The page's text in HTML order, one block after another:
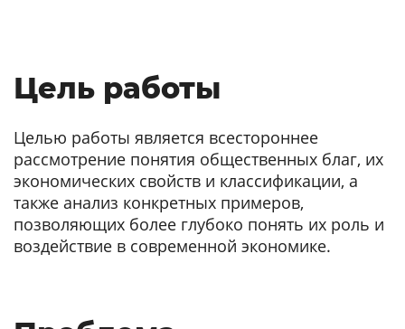
Цель работы
Целью работы является всестороннее
рассмотрение понятия общественных благ, их
экономических свойств и классификации, а
также анализ конкретных примеров,
позволяющих более глубоко понять их роль и
воздействие в современной экономике.